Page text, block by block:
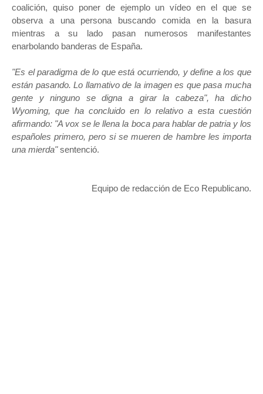
coalición, quiso poner de ejemplo un vídeo en el que se
observa a una persona buscando comida en la basura
mientras a su lado pasan numerosos manifestantes
enarbolando banderas de España.
"Es el paradigma de lo que está ocurriendo, y define a los que
están pasando. Lo llamativo de la imagen es que pasa mucha
gente y ninguno se digna a girar la cabeza", ha dicho
Wyoming, que ha concluido en lo relativo a esta cuestión
afirmando: "A vox se le llena la boca para hablar de patria y los
españoles primero, pero si se mueren de hambre les importa
una mierda"sentenció.
Equipo de redacción de Eco Republicano.